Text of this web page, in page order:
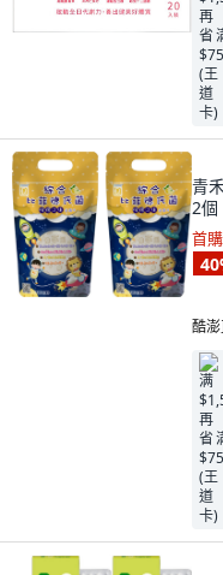
青
2個
首
40
酷澎